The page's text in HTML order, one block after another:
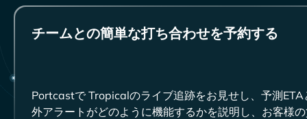
チームとの簡単な打ち合わせを予約する
Portcastで
のライブ追跡をお見せし、予測ETA
外アラートがどのように機能するかを説明し、お客様